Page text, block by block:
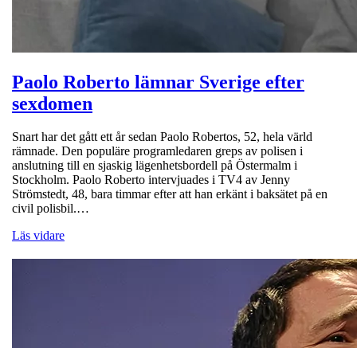
Paolo Roberto lämnar Sverige efter
sexdomen
Snart har det gått ett år sedan Paolo Robertos, 52, hela värld
rämnade. Den populäre programledaren greps av polisen i
anslutning till en sjaskig lägenhetsbordell på Östermalm i
Stockholm. Paolo Roberto intervjuades i TV4 av Jenny
Strömstedt, 48, bara timmar efter att han erkänt i baksätet på en
civil polisbil.…
Läs vidare